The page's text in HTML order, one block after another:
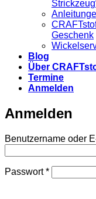
Geschenk
Blog
Über
Termine
Anmelden
Anmelden
Benutzername oder
Passwort*Erforderlich